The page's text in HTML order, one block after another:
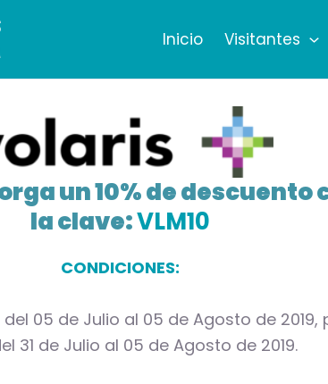
Inicio Visitantes
un 10% de descuento
la clave:VLM10
CONDICIONES:
05 de Julio al 05 de Agosto de 2019,
31 de Julio al 05 de Agosto de 2019.